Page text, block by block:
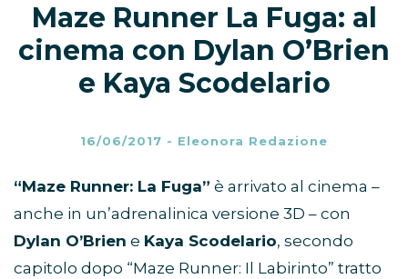
Maze Runner La Fuga: al
cinema con Dylan O’Brien
e Kaya Scodelario
16/06/2017 - Eleonora Redazione
“Maze Runner: La Fuga” è arrivato al cinema –
anche in un’adrenalinica versione 3D – con
Dylan O’Brien e Kaya Scodelario, secondo
capitolo dopo “Maze Runner: Il Labirinto” tratto